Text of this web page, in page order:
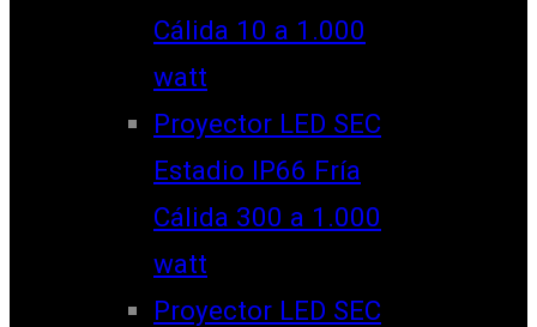
Cálida 10 a 1.000
watt
Proyector LED SEC
Estadio IP66 Fría
Cálida 300 a 1.000
watt
Proyector LED SEC